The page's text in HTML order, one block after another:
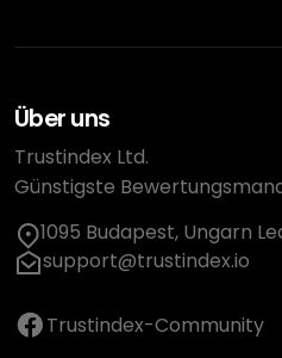
Über uns
Trustindex Ltd.
Günstigste
1095 Budapest, Ungarn
support@trustindex.io
Trustindex-Community